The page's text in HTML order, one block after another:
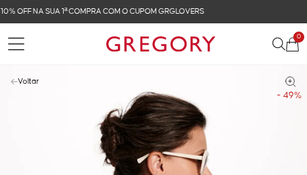
FRETE GRÁTIS NAS COMPRAS ACIMA DE R$ 899
0
- 49%
Voltar